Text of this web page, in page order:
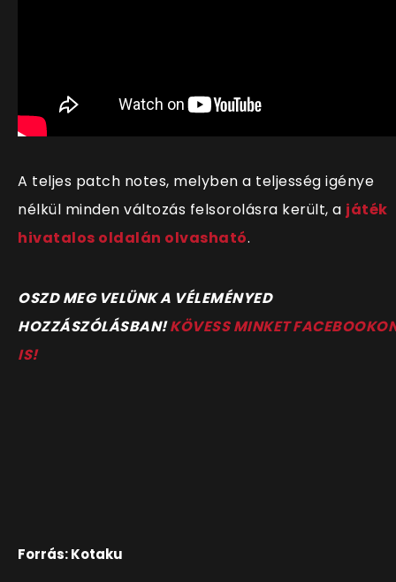
A teljes patch notes, melyben a teljesség igénye
nélkül minden változás felsorolásra került, a játék
hivatalos oldalán olvasható.
OSZD MEG VELÜNK A VÉLEMÉNYED
HOZZÁSZÓLÁSBAN!KÖVESS MINKET
IS!
Forrás: Kotaku